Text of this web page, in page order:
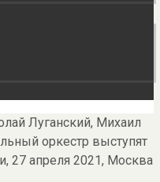
Луганский, Михаил
оркестр выступят
27 апреля 2021, Москва